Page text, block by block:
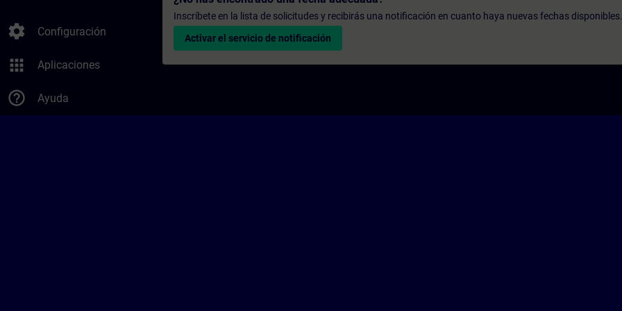
settings Configuración
apps Aplicaciones
help_outline Ayuda
Inscríbete en la lista de solicitudes y recibirás una notificación en cuanto haya nuevas fechas disponibles.
Activar el servicio de notificación